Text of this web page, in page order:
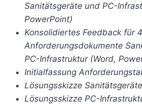
Sanitätsgeräte und PC-
PowerPoint)
Konsolidiertes Feedback für
Anforderungsdokumente
PC-Infrastruktur (Word,
Initialfassung
Lösungsskizze
Lösungsskizze PC-